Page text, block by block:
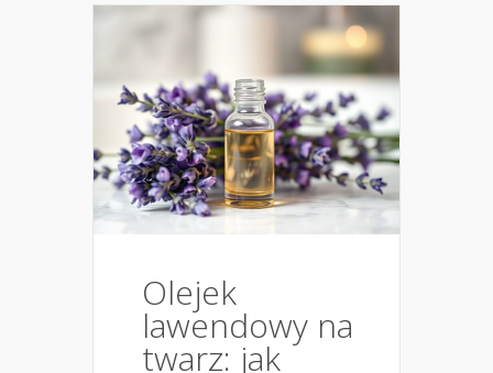
Olejek
lawendowy na
twarz: jak